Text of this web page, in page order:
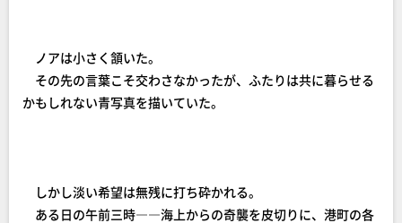
ノアは小さく頷いた。
その先の言葉こそ交わさなかったが、ふたりは共に暮らせる
かもしれない青写真を描いていた。
しかし淡い希望は無残に打ち砕かれる。
ある日の午前三時――海上からの奇襲を皮切りに、港町の各